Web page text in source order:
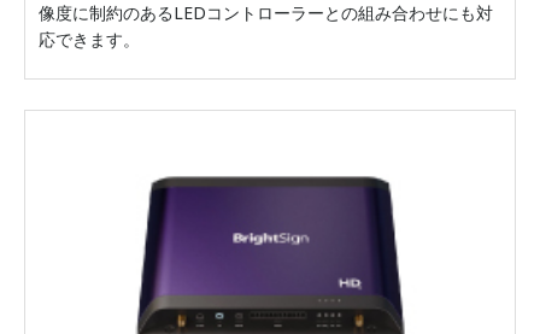
像度に制約のあるLEDコントローラーとの組み合わせにも対
応できます。